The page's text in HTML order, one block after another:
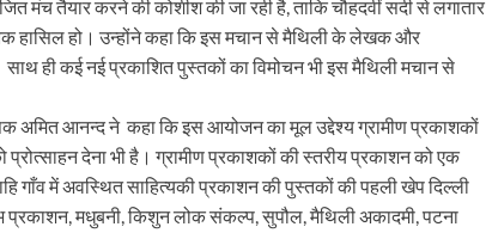
मंच तैयार करने की कोशीश की जा रही है, ताकि चौहदवीं सदी से लगातार
तक हासिल हो। उन्होंने कहा कि इस मचान से मैथिली के लेखक और
ही कई नई प्रकाशित पुस्तकों का विमोचन भी इस मैथिली मचान से
आनन्द ने कहा कि इस आयोजन का मूल उद्देश्य ग्रामीण प्रकाशकों
देना भी है। ग्रामीण प्रकाशकों की स्तरीय प्रकाशन को एक
गाँव में अवस्थित साहित्यकी प्रकाशन की पुस्तकों की पहली खेप दिल्ली
मधुबनी, किशुन लोक संकल्प, सुपौल, मैथिली अकादमी, पटना